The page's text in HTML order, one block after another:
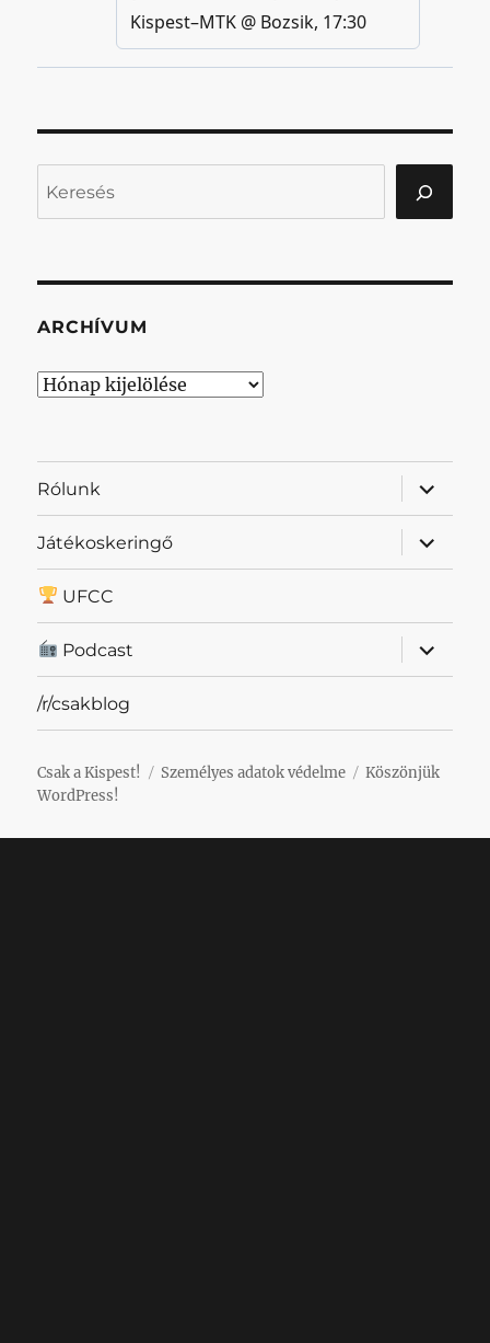
ARCHÍVUM
Archívum
Rólunk
almenü
Játékoskeringő
almenü
UFCC
Podcast
almenü
/r/csakblog
Csak a Kispest! Személyes adatok védelme
Köszönjük
WordPress!